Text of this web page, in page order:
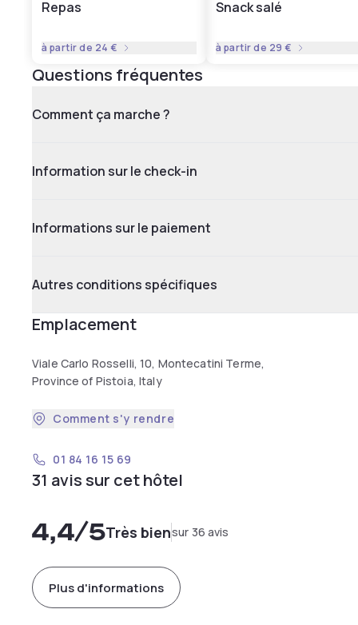
Repas
à partir de 24 €
Snack salé
à partir de 29 €
Questions fréquentes
Comment ça marche ?
Information sur le check-in
Informations sur le paiement
Autres conditions spécifiques
Emplacement
Viale Carlo Rosselli, 10, Montecatini Terme,
Province of Pistoia, Italy
Comment s'y rendre
01 84 16 15 69
31 avis sur cet hôtel
4,4/5Très biensur 36 avis
Plus d'informations